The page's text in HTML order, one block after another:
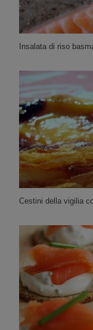
Insalata di riso
Cestini della vigilia